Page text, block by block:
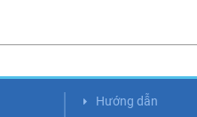
Hướng dẫn